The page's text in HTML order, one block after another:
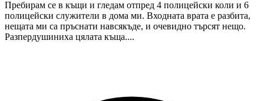
Пребирам се в къщи и гледам отпред 4 полицейски коли и 6
полицейски служители в дома ми. Входната врата е разбита,
нещата ми са пръснати навсякъде, и очевидно търсят нещо.
Разпердушиниха цялата къща....